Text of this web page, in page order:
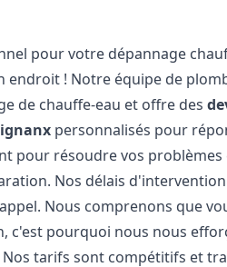
pour votre dépannage
endroit ! Notre équipe de
de chauffe-eau et offre des
personnalisés pour
pour résoudre vos problèmes
Nos délais
Nous comprenons que
c'est pourquoi nous nous
tarifs sont compétitifs et